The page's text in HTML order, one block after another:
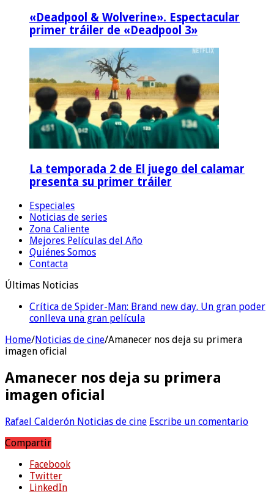
«Deadpool & Wolverine». Espectacular
primer tráiler de «Deadpool 3»
La temporada 2 de El juego del calamar
presenta su primer tráiler
Especiales
Noticias de series
Zona Caliente
Mejores Películas del Año
Quiénes Somos
Contacta
Últimas Noticias
Crítica de Spider-Man: Brand new day. Un gran poder
conlleva una gran película
Home/Noticias de cine/Amanecer nos deja su primera
imagen oficial
Amanecer nos deja su primera
imagen oficial
Rafael Calderón Noticias de cine Escribe un comentario
Compartir
Facebook
Twitter
LinkedIn